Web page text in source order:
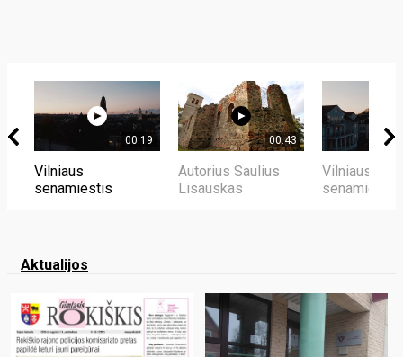
00:19
Vilniaus
senamiestis
00:43
Autorius Saulius
Lisauskas
Vilniaus
senamiestis
Aktualijos